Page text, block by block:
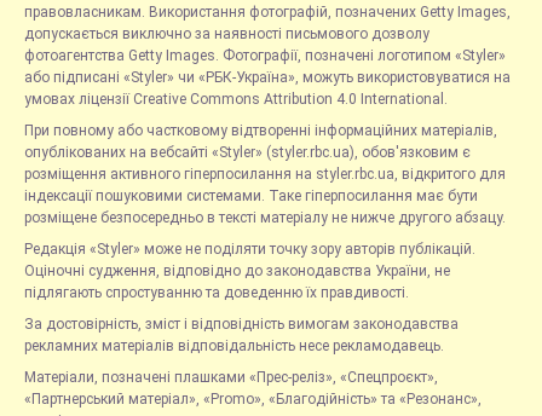
правовласникам. Використання фотографій, позначених Getty Images,
допускається виключно за наявності письмового дозволу
фотоагентства Getty Images. Фотографії, позначені логотипом «Styler»
або підписані «Styler» чи «РБК-Україна», можуть використовуватися на
умовах ліцензії Creative Commons Attribution 4.0 International.
При повному або частковому відтворенні інформаційних матеріалів,
опублікованих на вебсайті «Styler» (styler.rbc.ua), обов'язковим є
розміщення активного гіперпосилання на styler.rbc.ua, відкритого для
індексації пошуковими системами. Таке гіперпосилання має бути
розміщене безпосередньо в тексті матеріалу не нижче другого абзацу.
Редакція «Styler» може не поділяти точку зору авторів публікацій.
Оціночні судження, відповідно до законодавства України, не
підлягають спростуванню та доведенню їх правдивості.
За достовірність, зміст і відповідність вимогам законодавства
рекламних матеріалів відповідальність несе рекламодавець.
Матеріали, позначені плашками «Прес-реліз», «Спецпроєкт»,
«Партнерський матеріал», «Promo», «Благодійність» та «Резонанс»,